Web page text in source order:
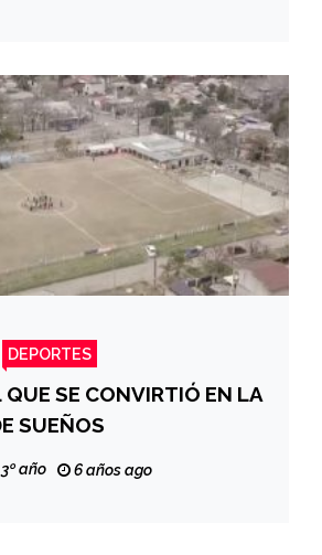
DEPORTES
QUE SE CONVIRTIÓ EN LA
SUEÑOS
año 6 años ago